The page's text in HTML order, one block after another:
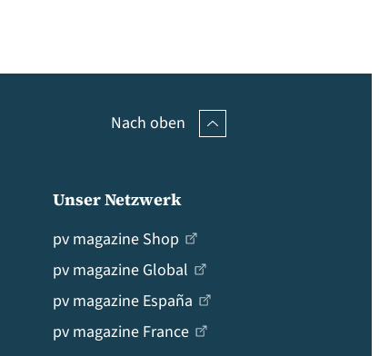
Nach oben
Unser Netzwerk
pv magazine Shop
pv magazine Global
pv magazine España
pv magazine France